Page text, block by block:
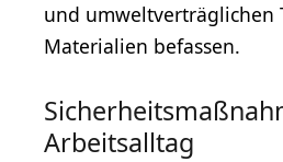
und umweltverträglichen
Materialien befassen.
Arbeitsalltag